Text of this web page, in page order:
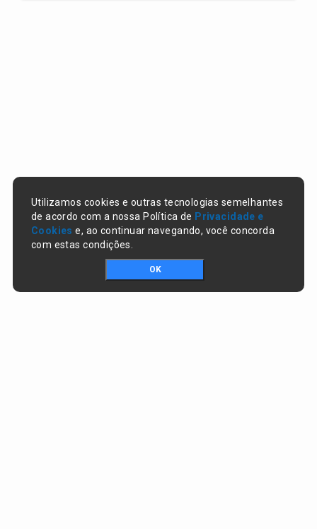
Utilizamos cookies e outras tecnologias semelhantes
de acordo com a nossa Política de Privacidade e
Cookies e, ao continuar navegando, você concorda
com estas condições.
OK